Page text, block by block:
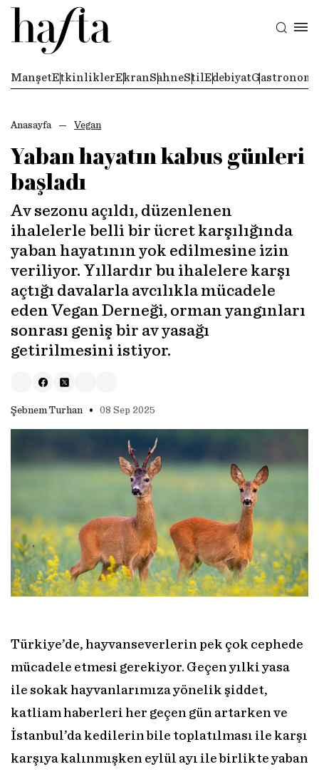
ManşetEtkinliklerEkranSahneStil EdebiyatGastronomi
Anasayfa Vegan
Yaban hayatın kabus günleri
başladı
Av sezonu açıldı, düzenlenen
ihalelerle belli bir ücret karşılığında
yaban hayatının yok edilmesine izin
veriliyor. Yıllardır bu ihalelere karşı
açtığı davalarla avcılıkla mücadele
eden Vegan Derneği, orman yangınları
sonrası geniş bir av yasağı
getirilmesini istiyor.
Şebnem Turhan • 08 Sep 2025
Türkiye’de, hayvanseverlerin pek çok cephede
mücadele etmesi gerekiyor. Geçen yılki yasa
ile sokak hayvanlarımıza yönelik şiddet,
katliam haberleri her geçen gün artarken ve
İstanbul’da kedilerin bile toplatılması ile karşı
karşıya kalınmışken eylül ayı ile birlikte yaban